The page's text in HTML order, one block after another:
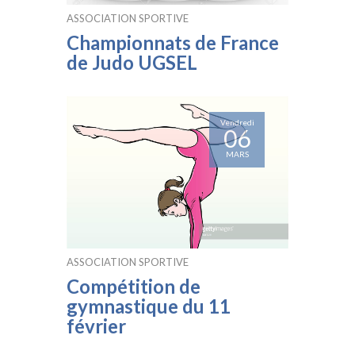
ASSOCIATION SPORTIVE
Championnats de France
de Judo UGSEL
Vendredi
06
MARS
ASSOCIATION SPORTIVE
Compétition de
gymnastique du 11
février